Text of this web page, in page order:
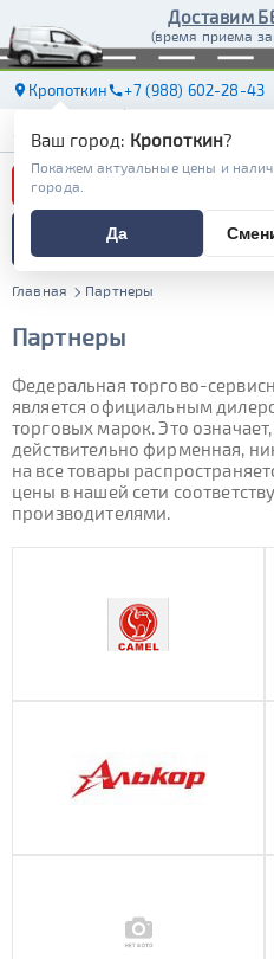
Доставим
(время приема
Кропоткин +7 (988) 602-28-43
АКБ
ПОДБОР АККУМУЛЯТОРА
СПЕЦИАЛИСТОМ
Главная Партнеры
Партнеры
Федеральная торгово-
является официальным
торговых марок. Это
действительно фирменная,
на все товары
цены в нашей сети
производителями.
Ваш город: Кропоткин?
Покажем актуальные цены и
города.
Да